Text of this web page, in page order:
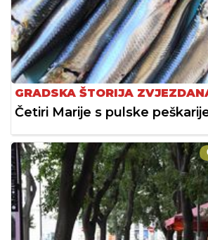
GRADSKA ŠTORIJA
Četiri Marije s pulske